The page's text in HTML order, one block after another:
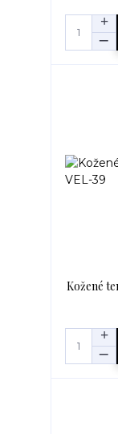
Kožené